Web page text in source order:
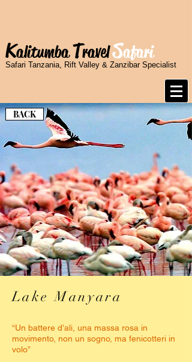
Safari Tanzania, Rift Valley & Zanzibar Specialist
KalitumbaTravelSafari
BACK
Lake Manyara
“Un battere d’ali, una massa rosa in
movimento, non un sogno, ma fenicotteri in
volo”